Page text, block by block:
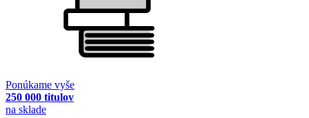
Ponúkame vyše
250 000 titulov
na sklade